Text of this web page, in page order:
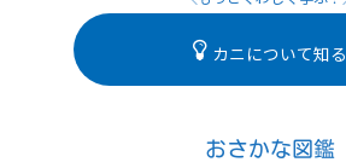
カニについて知る
おさかな図鑑